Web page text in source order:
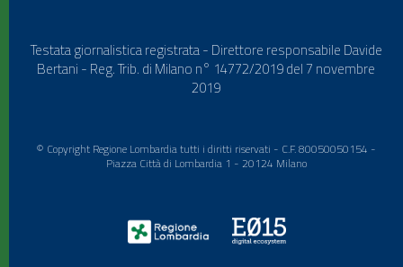
Testata giornalistica registrata - Direttore responsabile Davide
Bertani - Reg. Trib. di Milano n° 14772/2019 del 7 novembre
2019
© Copyright Regione Lombardia tutti i diritti riservati - C.F. 80050050154 -
Piazza Città di Lombardia 1 - 20124 Milano